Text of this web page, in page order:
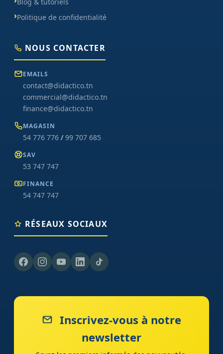
Politique de confidentialité
NOUS CONTACTER
EMAILS
contact@didactico.tn
commercial@didactico.tn
finance@didactico.tn
MAGASIN
54 776 776 / 99 707 685
SAV
53 747 747
FINANCE
54 747 747
RÉSEAUX SOCIAUX
Inscrivez-vous à notre
newsletter